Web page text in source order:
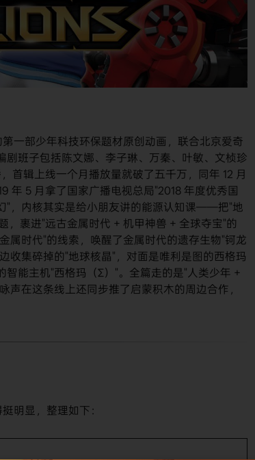
一部少年科技环保题材原创动画，联合北京爱奇
班子包括陈文娜、李子琳、万秦、叶敏、文桢珍
首辑上线一个月播放量就破了五千万，同年 12 月
年 5 月拿了国家广播电视总局"2018 年度优秀国
"，内核其实是给小朋友讲的能源认知课——把"地
，裹进"远古金属时代 + 机甲神兽 + 全球夺宝"的
属时代"的线索，唤醒了金属时代的遗存生物"钶龙
收集碎掉的"地球核晶"，对面是唯利是图的西格玛
能主机"西格玛（Σ）"。全篇走的是"人类少年 +
在这条线上还同步推了启蒙积木的周边合作，
明显，整理如下：